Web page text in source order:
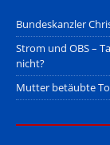
Bundeskanzler
Strom und OBS –
nicht?
Mutter betäubte